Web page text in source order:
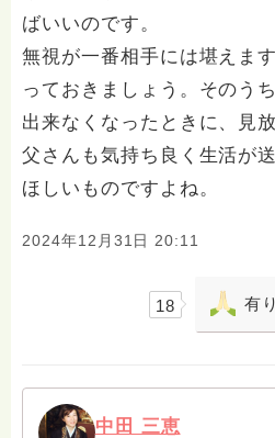
ばいいのです。
無視が一番相手には堪えま
っておきましょう。そのう
出来なくなったときに、見
父さんも気持ち良く生活が
ほしいものですよね。
2024年12月31日 20:11
18 有
中田 三恵